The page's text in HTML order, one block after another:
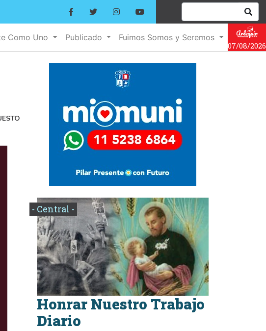
Como Uno Publicado
Fuimos Somos y Seremos
07/08/2026
- Central -
Honrar Nuestro Trabajo
Diario